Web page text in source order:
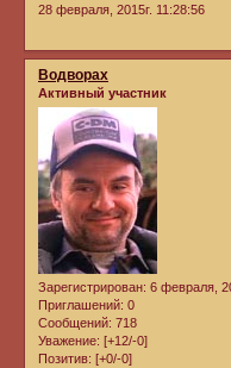
28 февраля, 2015г. 11:28:56
Водворах
Активный участник
Зарегистрирован: 6 февраля,
Приглашений: 0
Сообщений: 718
Уважение: [+12/-0]
Позитив: [+0/-0]